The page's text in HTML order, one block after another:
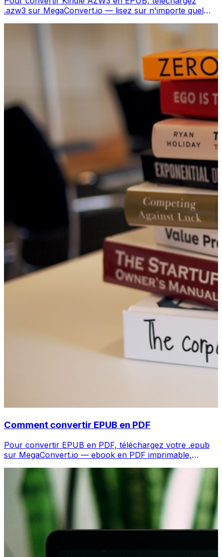
.azw3 sur MegaConvert.io — lisez sur n'importe quel
Comment convertir EPUB en PDF
Pour convertir EPUB en PDF, téléchargez votre .epub
sur MegaConvert.io — ebook en PDF imprimable,